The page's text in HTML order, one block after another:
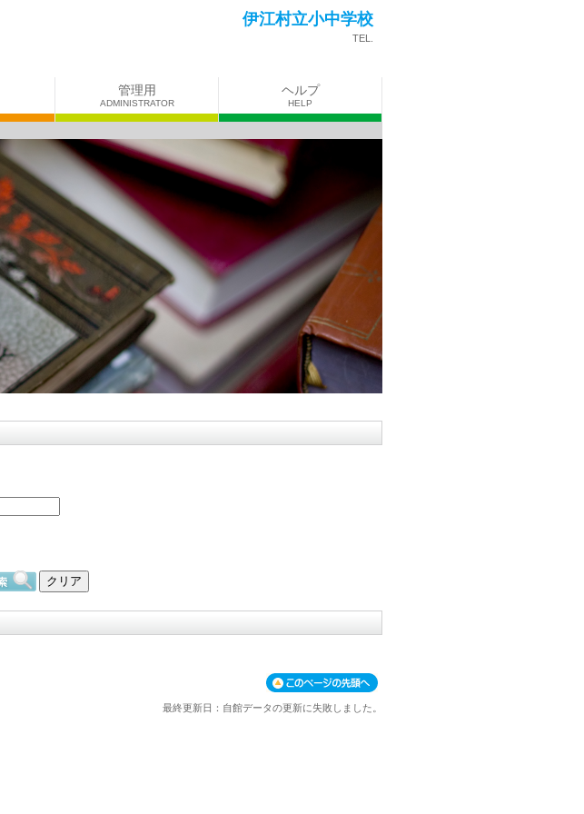
伊江村立小中学校
TEL.
このページの先頭へ
最終更新日：自館データの更新に失敗しました。
管理用
ADMINISTRATOR
ヘルプ
HELP